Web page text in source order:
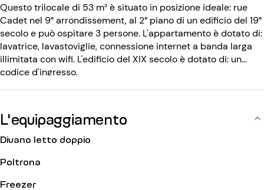
Questo trilocale di 53 m² è situato in posizione ideale: rue
Cadet nel 9° arrondissement, al 2° piano di un edificio del 19°
secolo e può ospitare 3 persone. L'appartamento è dotato di:
lavatrice, lavastoviglie, connessione internet a banda larga
illimitata con wifi. L'edificio del XIX secolo è dotato di: un
codice d'ingresso.
L'equipaggiamento
Divano letto doppio
Poltrona
Freezer